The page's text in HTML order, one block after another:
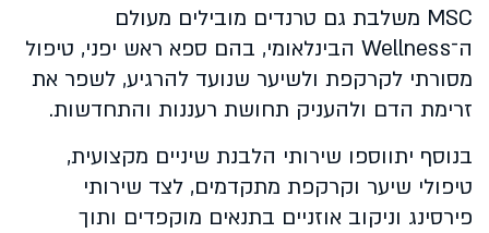
MSC משלבת גם טרנדים מובילים מעולם
ה־Wellness הבינלאומי, בהם ספא ראש יפני, טיפול
מסורתי לקרקפת ולשיער שנועד להרגיע, לשפר את
זרימת הדם ולהעניק תחושת רעננות והתחדשות.
בנוסף יתווספו שירותי הלבנת שיניים מקצועית,
טיפולי שיער וקרקפת מתקדמים, לצד שירותי
פירסינג וניקוב אוזניים בתנאים מוקפדים ותוך